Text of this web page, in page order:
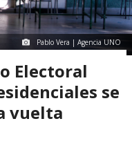
Pablo Vera | Agencia UNO
Electoral
se
vuelta